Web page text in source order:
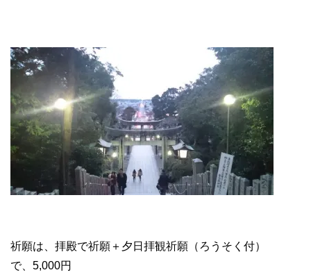
祈願は、拝殿で祈願＋夕日拝観祈願（ろうそく付）
で、5,000円